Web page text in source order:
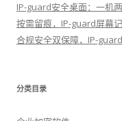
IP-guard安全桌面：一机
按需留痕，IP-guard屏幕
合规安全双保障，IP-
分类目录